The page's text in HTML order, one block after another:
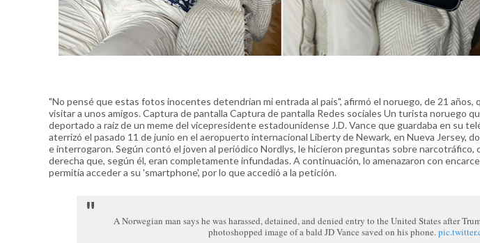
"No pensé que estas fotos inocentes detendrían mi entrada al país", afirmó el noruego, de 21 años,
visitar a unos amigos. Captura de pantalla Captura de pantalla Redes sociales Un turista noruego
deportado a raíz de un meme del vicepresidente estadounidense J.D. Vance que guardaba en su
aterrizó el pasado 11 de junio en el aeropuerto internacional Liberty de Newark, en Nueva Jersey,
e interrogaron. Según contó el joven al periódico Nordlys, le hicieron preguntas sobre
derecha que, según él, eran completamente infundadas. A continuación, lo amenazaron con
permitía acceder a su 'smartphone', por lo que accedió a la petición.
A Norwegian man says he was harassed, detained, and denied entry to the United States after
photoshopped image of a bald JD Vance saved on his phone.